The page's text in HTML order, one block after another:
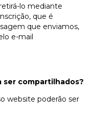
lo mediante
que é
que enviamos,
e-mail
ser compartilhados?
website poderão ser